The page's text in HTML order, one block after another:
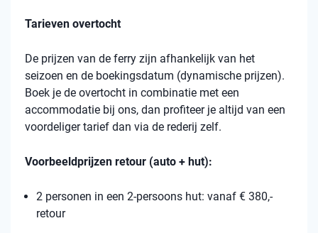
Tarieven overtocht
De prijzen van de ferry zijn afhankelijk van het
seizoen en de boekingsdatum (dynamische prijzen).
Boek je de overtocht in combinatie met een
accommodatie bij ons, dan profiteer je altijd van een
voordeliger tarief dan via de rederij zelf.
Voorbeeldprijzen retour (auto + hut):
2 personen in een 2-persoons hut: vanaf € 380,-
retour